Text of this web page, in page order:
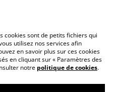
Legal Terms
Cookie Policy
cookies sont de petits fichiers qui
utilisez nos services afin
en savoir plus sur ces cookies
en cliquant sur « Paramètres des
notre politique de cookies.